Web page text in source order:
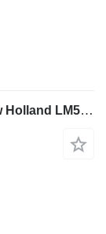
Maximus NCP1904 hladnjak ulja za New Holland LM5020 teleskopskog utovarivača